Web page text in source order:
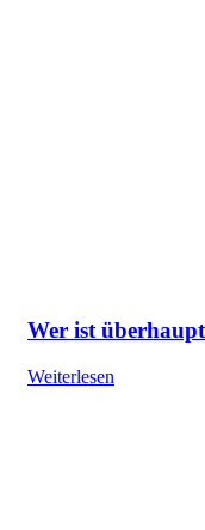
Wer ist
Weiterlesen